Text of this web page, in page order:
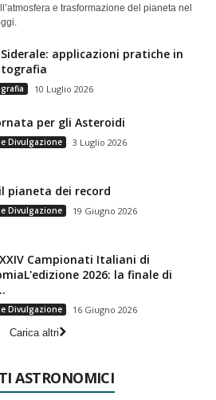
e trasformazione del pianeta nel
applicazioni pratiche in
10 Luglio 2026
per gli Asteroidi
Divulgazione 3 Luglio 2026
pianeta dei record
Divulgazione 19 Giugno 2026
Campionati Italiani di
2026: la finale di
Divulgazione
16 Giugno 2026
Carica altri
ASTRONOMICI